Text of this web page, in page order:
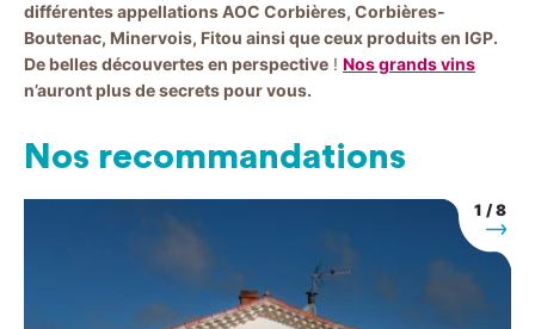
différentes appellations AOC Corbières, Corbières-
Boutenac, Minervois, Fitou ainsi que ceux produits en IGP.
De belles découvertes en perspective ! Nos grands vins
n’auront plus de secrets pour vous.
Nos recommandations
1 /8